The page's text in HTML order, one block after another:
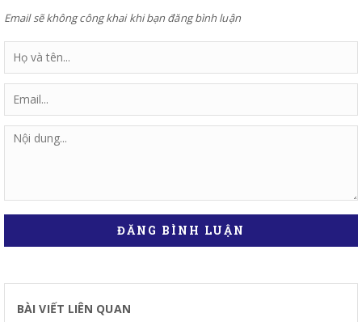
Email sẽ không công khai khi bạn đăng bình luận
ĐĂNG BÌNH LUẬN
BÀI VIẾT LIÊN QUAN